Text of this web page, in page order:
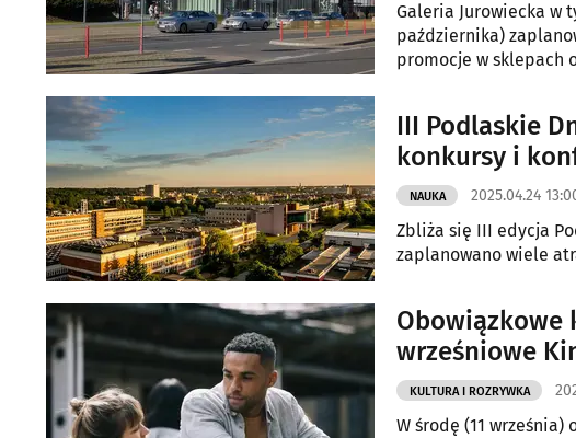
Galeria Jurowiecka w
października)
promocje w sklepach
III Podlaskie
konkursy i
NAUKA 2025.04.24
Zbliża się III edycja
zaplanowano wiele
Obowiązkowe
wrześniowe
KULTURA I ROZRYWKA
W środę (11